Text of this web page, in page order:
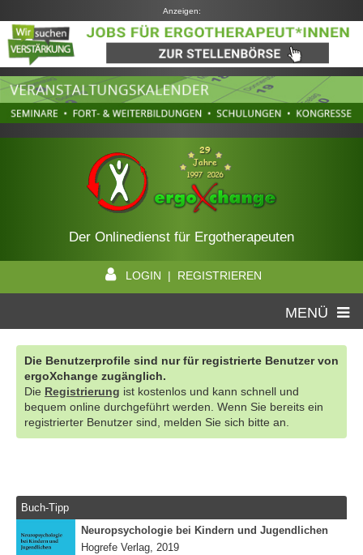
Anzeigen:
Der Onlinedienst für Ergotherapeuten
LOGIN | REGISTRIEREN
MENÜ
Die Benutzerprofile sind nur für registrierte Benutzer von
ergoXchange zugänglich.
Die Registrierung ist kostenlos und kann schnell und
bequem online durchgeführt werden. Wenn Sie bereits ein
registrierter Benutzer sind, melden Sie sich bitte an.
Buch-Tipp
Neuropsychologie bei Kindern und Jugendlichen
Hogrefe Verlag, 2019